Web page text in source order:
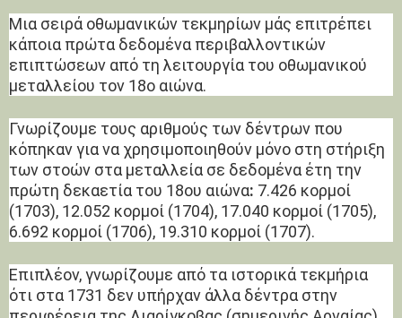
Μια σειρά οθωμανικών τεκμηρίων μάς επιτρέπει
κάποια πρώτα δεδομένα περιβαλλοντικών
επιπτώσεων από τη λειτουργία του οθωμανικού
μεταλλείου τον 18ο αιώνα.
Γνωρίζουμε τους αριθμούς των δέντρων που
κόπηκαν για να χρησιμοποιηθούν μόνο στη στήριξη
των στοών στα μεταλλεία σε δεδομένα έτη την
πρώτη δεκαετία του 18ου αιώνα: 7.426 κορμοί
(1703), 12.052 κορμοί (1704), 17.040 κορμοί (1705),
6.692 κορμοί (1706), 19.310 κορμοί (1707).
Επιπλέον, γνωρίζουμε από τα ιστορικά τεκμήρια
ότι στα 1731 δεν υπήρχαν άλλα δέντρα στην